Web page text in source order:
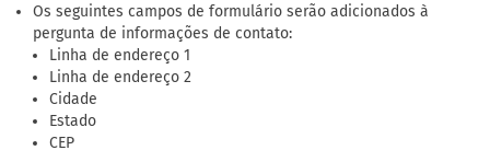
Os seguintes campos de formulário serão adicionados à
pergunta de informações de contato:
Linha de endereço 1
Linha de endereço 2
Cidade
Estado
CEP